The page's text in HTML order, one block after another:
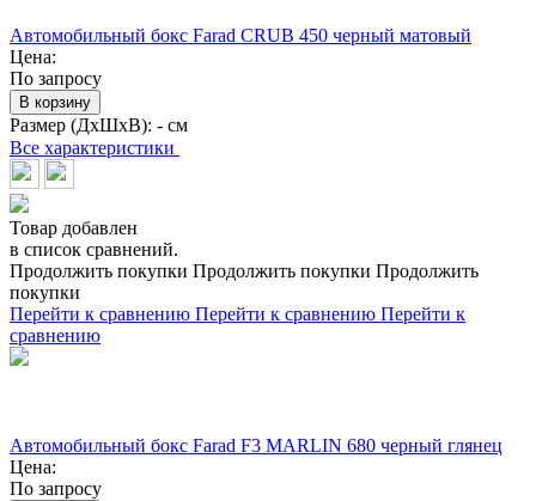
Автомобильный бокс Farad CRUB 450 черный матовый
Цена:
По запросу
В корзину
Размер (ДхШхВ): - см
Все характеристики
Товар добавлен
в список сравнений.
Продолжить покупки Продолжить покупки Продолжить
покупки
Перейти к сравнению Перейти к сравнению Перейти к
сравнению
Автомобильный бокс Farad F3 MARLIN 680 черный глянец
Цена:
По запросу